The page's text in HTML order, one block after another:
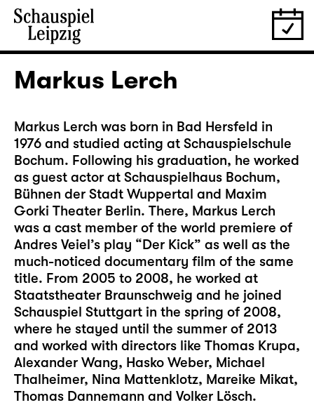
Markus Lerch
Markus Lerch was born in Bad Hersfeld in
1976 and studied acting at Schauspielschule
Bochum. Following his graduation, he worked
as guest actor at Schauspielhaus Bochum,
Bühnen der Stadt Wuppertal and Maxim
Gorki Theater Berlin. There, Markus Lerch
was a cast member of the world premiere of
Andres Veiel’s play “Der Kick” as well as the
much-noticed documentary film of the same
title. From 2005 to 2008, he worked at
Staatstheater Braunschweig and he joined
Schauspiel Stuttgart in the spring of 2008,
where he stayed until the summer of 2013
and worked with directors like Thomas Krupa,
Alexander Wang, Hasko Weber, Michael
Thalheimer, Nina Mattenklotz, Mareike Mikat,
Thomas Dannemann and Volker Lösch.